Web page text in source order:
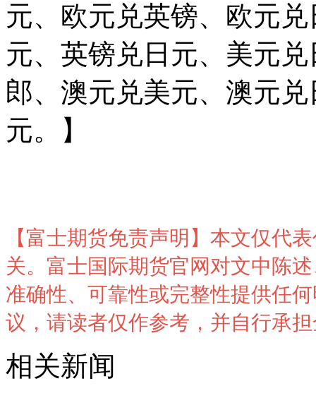
元、欧元兑英镑、欧元
元、 英镑兑日元、 美元兑
郎、 澳元兑美元、澳元
元。】
【富士期货免责声明】本文仅代
关。富士国际期货官网对文中陈
准确性、可靠性或完整性提供任
议，请读者仅作参考，并自行承
相关新闻